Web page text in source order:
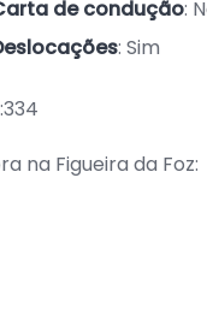
de condução:
: Sim
na Figueira da Foz: